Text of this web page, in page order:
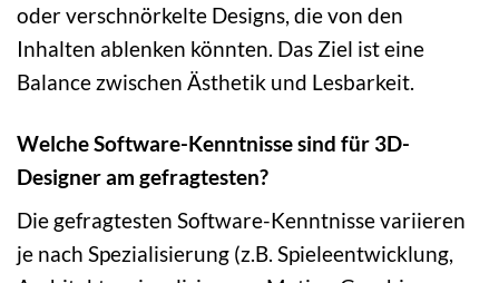
oder verschnörkelte Designs, die von den
Inhalten ablenken könnten. Das Ziel ist eine
Balance zwischen Ästhetik und Lesbarkeit.
Welche Software-Kenntnisse sind für 3D-
Designer am gefragtesten?
Die gefragtesten Software-Kenntnisse variieren
je nach Spezialisierung (z.B. Spieleentwicklung,